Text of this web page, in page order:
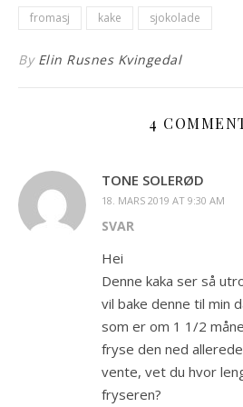
fromasj kake sjokolade
By Elin Rusnes Kvingedal
4
TONE SOLERØD
18. MARS 2019 AT 9:30 AM
SVAR
Hei
Denne kaka ser så
vil bake denne til min
som er om 1 1/2
fryse den ned
vente, vet du hvor
fryseren?